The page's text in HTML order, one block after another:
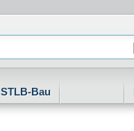
STLB-Bau